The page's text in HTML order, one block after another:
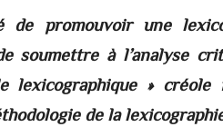
de promouvoir une
soumettre à l’analyse
lexicographique »
de la